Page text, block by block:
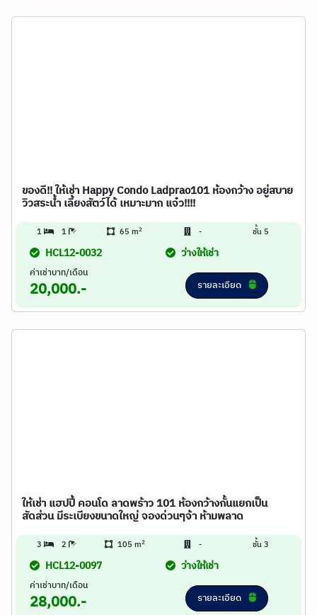
ของดี!! ให้เช่า Happy Condo Ladprao101 ห้องกว้าง อยู่สบาย
วิวสระน้ำ เลี้ยงสัตว์ได้ เหมาะมาก แจ๋ว!!!!
1 1 65 m2 - ชั้น 5
HCL12-0032 ว่างให้เช่า
ค่าเช่าบาท/เดือน
20,000.- รายละเอียด
ให้เช่า แฮปปี้ คอนโด ลาดพร้าว 101 ห้องกว้างกั้นแยกเป็น
สัดส่วน มีระเบียงขนาดใหญ่ จองด่วนๆจ้า ห้ามพลาด
3 2 105 m2 - ชั้น 3
HCL12-0097 ว่างให้เช่า
ค่าเช่าบาท/เดือน
28,000.- รายละเอียด